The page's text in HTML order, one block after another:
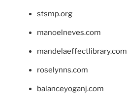
stsmp.org
manoelneves.com
mandelaeffectlibrary.com
roselynns.com
balanceyoganj.com